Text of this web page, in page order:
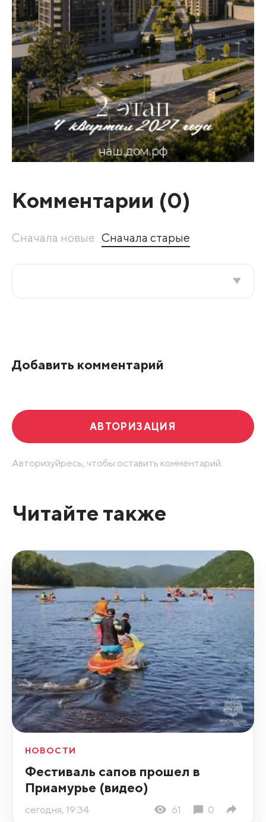
Комментарии (0)
Сначала новые Сначала старые
Добавить комментарий
АВТОРИЗАЦИЯ
Авторизуйресь, чтобы оставить комментарий.
Читайте также
НОВОСТИ
Фестиваль сапов прошел в
Приамурье (видео)
сегодня, 19:34 61 0